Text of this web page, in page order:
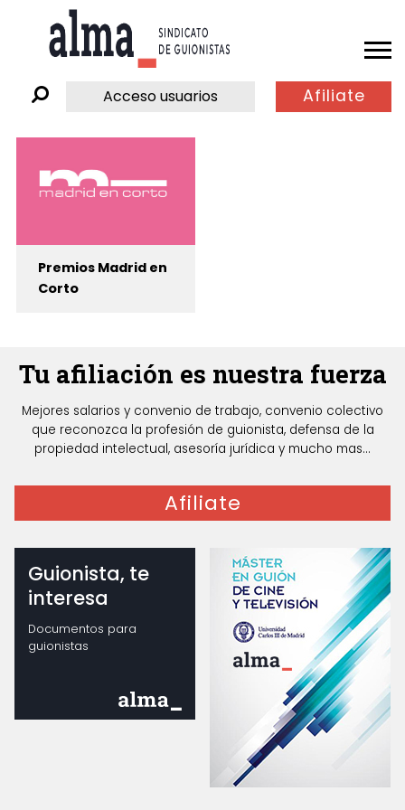
Acceso usuarios Afiliate
Premios Madrid en
Corto
Tu afiliación es nuestra fuerza
Mejores salarios y convenio de trabajo, convenio colectivo
que reconozca la profesión de guionista, defensa de la
propiedad intelectual, asesoría jurídica y mucho mas...
Afiliate
Guionista, te
interesa
Documentos para
guionistas